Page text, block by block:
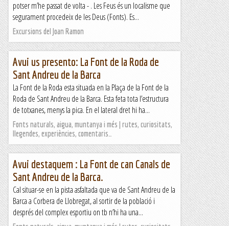
potser m’he passat de volta - . Les Feus és un localisme que
segurament procedeix de les Deus (Fonts). Es...
Excursions del Joan Ramon
Avui us presento: La Font de la Roda de
Sant Andreu de la Barca
La Font de la Roda esta situada en la Plaça de la Font de la
Roda de Sant Andreu de la Barca. Esta feta tota l’estructura
de totxanes, menys la pica. En el lateral dret hi ha...
Fonts naturals, aigua, muntanya i més | rutes, curiositats,
llegendes, experiències, comentaris…
Avui destaquem : La Font de can Canals de
Sant Andreu de la Barca.
Cal situar-se en la pista asfaltada que va de Sant Andreu de la
Barca a Corbera de Llobregat, al sortir de la població i
després del complex esportiu on tb n’hi ha una...